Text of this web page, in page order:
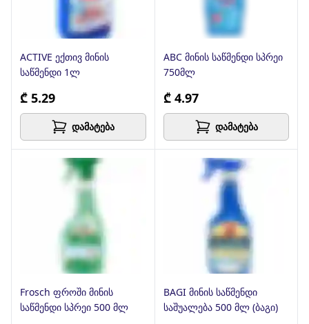
ACTIVE ექთივ მინის
საწმენდი 1ლ
₾ 5.29
დამატება
ABC მინის საწმენდი სპრეი
750მლ
₾ 4.97
დამატება
Frosch ფროში მინის
საწმენდი სპრეი 500 მლ
BAGI მინის საწმენდი
საშუალება 500 მლ (ბაგი)